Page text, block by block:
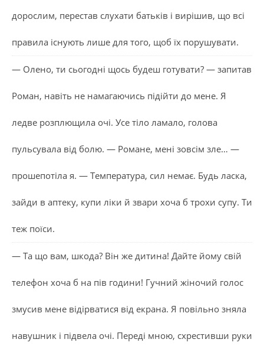
дорослим, перестав слухати батьків і вирішив, що всі
правила існують лише для того, щоб їх порушувати.
— Олено, ти сьогодні щось будеш готувати? — запитав
Роман, навіть не намагаючись підійти до мене. Я
ледве розплющила очі. Усе тіло ламало, голова
пульсувала від болю. — Романе, мені зовсім зле… —
прошепотіла я. — Температура, сил немає. Будь ласка,
зайди в аптеку, купи ліки й звари хоча б трохи супу. Ти
теж поїси.
— Та що вам, шкода? Він же дитина! Дайте йому свій
телефон хоча б на пів години! Гучний жіночий голос
змусив мене відірватися від екрана. Я повільно зняла
навушник і підвела очі. Переді мною, схрестивши руки